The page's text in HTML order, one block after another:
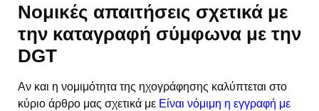
Νομικές απαιτήσεις σχετικά με
την καταγραφή σύμφωνα με την
DGT
Αν και η νομιμότητα της ηχογράφησης καλύπτεται στο
κύριο άρθρο μας σχετικά με Είναι νόμιμη η εγγραφή με